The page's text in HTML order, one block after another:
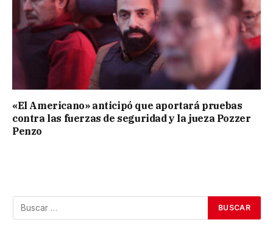
«El Americano» anticipó que aportará pruebas
contra las fuerzas de seguridad y la jueza Pozzer
Penzo